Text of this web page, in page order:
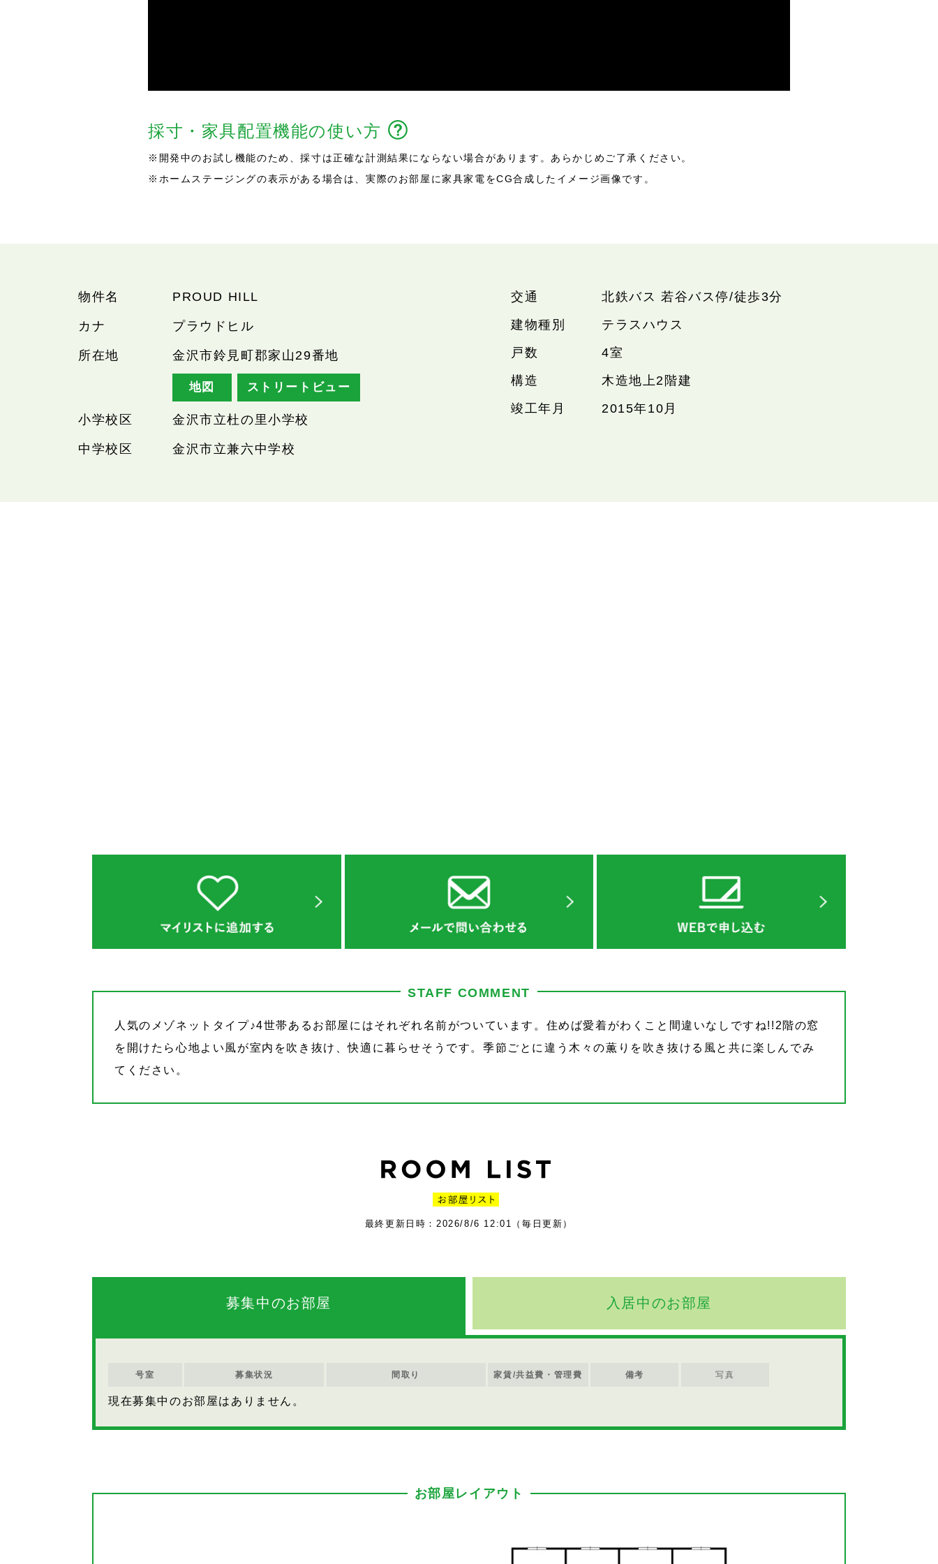
採寸・家具配置機能の使い方
※開発中のお試し機能のため、採寸は正確な計測結果にならない場合があります。あらかじめご了承ください。
※ホームステージングの表示がある場合は、実際のお部屋に家具家電をCG合成したイメージ画像です。
物件名 PROUD HILL
カナ プラウドヒル
所在地 金沢市鈴見町郡家山29番地
地図 ストリートビュー
小学校区 金沢市立杜の里小学校
中学校区 金沢市立兼六中学校
交通
北鉄バス 若谷バス停/徒歩3分
建物種別
テラスハウス
戸数
4室
構造
木造地上2階建
竣工年月
2015年10月
STAFF COMMENT
人気のメゾネットタイプ♪4世帯あるお部屋にはそれぞれ名前がついています。住めば愛着がわくこと間違いなしですね!!2階の窓
を開けたら心地よい風が室内を吹き抜け、快適に暮らせそうです。季節ごとに違う木々の薫りを吹き抜ける風と共に楽しんでみ
てください。
最終更新日時：2026/8/6 12:01（毎日更新）
募集中のお部屋 入居中のお部屋
号室 募集状況 間取り 家賃/共益費・管理費 備考 写真
現在募集中のお部屋はありません。
お部屋レイアウト